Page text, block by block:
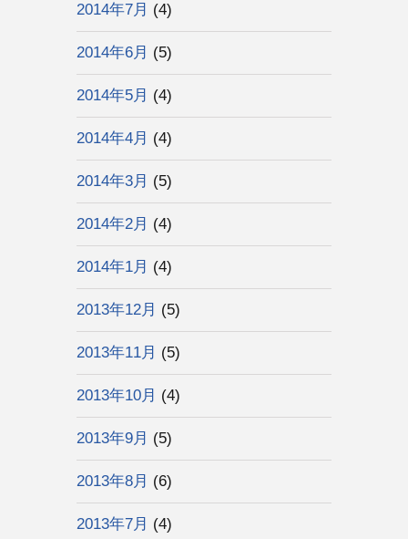
2014年7月 (4)
2014年6月 (5)
2014年5月 (4)
2014年4月 (4)
2014年3月 (5)
2014年2月 (4)
2014年1月 (4)
2013年12月 (5)
2013年11月 (5)
2013年10月 (4)
2013年9月 (5)
2013年8月 (6)
2013年7月 (4)